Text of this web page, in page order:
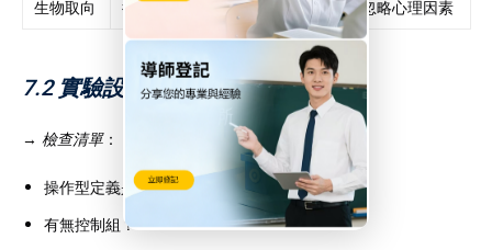
生物取向 行為源自生理機制 腦部掃描 忽略心理因素
7.2 實驗設計缺陷
→ 檢查清單：
操作型定義是否明確？
有無控制組？